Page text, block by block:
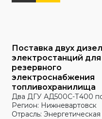
Поставка двух
электростанций для
резервного
электроснабжения
топливохранилища
Два ДГУ АД500С-Т400
Регион: Нижневартовск
Отрасль: